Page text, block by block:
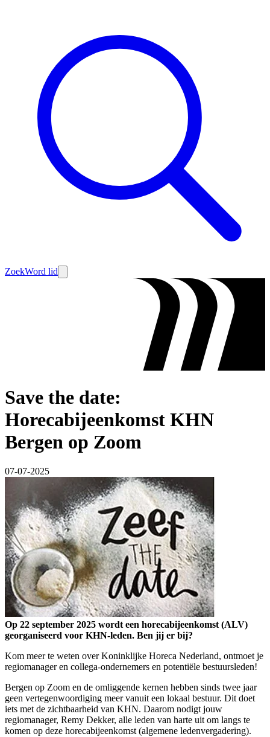
ZoekWord lid
Save the date:
Horecabijeenkomst KHN
Bergen op Zoom
07-07-2025
Op 22 september 2025 wordt een horecabijeenkomst (ALV)
georganiseerd voor KHN-leden. Ben jij er bij?
Kom meer te weten over Koninklijke Horeca Nederland, ontmoet je
regiomanager en collega-ondernemers en potentiële bestuursleden!
Bergen op Zoom en de omliggende kernen hebben sinds twee jaar
geen vertegenwoordiging meer vanuit een lokaal bestuur. Dit doet
iets met de zichtbaarheid van KHN. Daarom nodigt jouw
regiomanager, Remy Dekker, alle leden van harte uit om langs te
komen op deze horecabijeenkomst (algemene ledenvergadering).